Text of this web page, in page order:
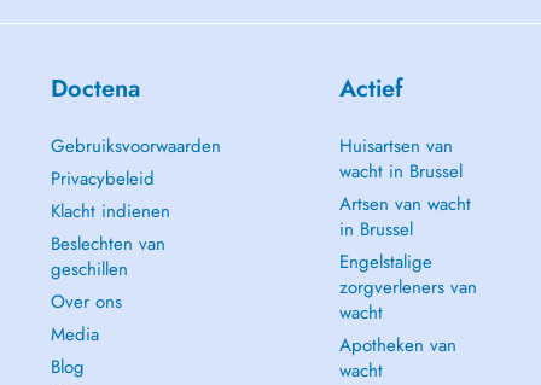
Doctena
Gebruiksvoorwaarden
Privacybeleid
Klacht indienen
Beslechten van
geschillen
Over ons
Media
Blog
Actief
Huisartsen van
wacht in Brussel
Artsen van wacht
in Brussel
Engelstalige
zorgverleners van
wacht
Apotheken van
wacht